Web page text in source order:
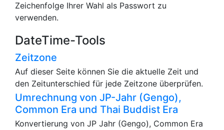
Zeichenfolge Ihrer Wahl als Passwort zu
verwenden.
DateTime-Tools
Zeitzone
Auf dieser Seite können Sie die aktuelle Zeit und
den Zeitunterschied für jede Zeitzone überprüfen.
Umrechnung von JP-Jahr (Gengo),
Common Era und Thai Buddist Era
Konvertierung von JP Jahr (Gengo), Common Era